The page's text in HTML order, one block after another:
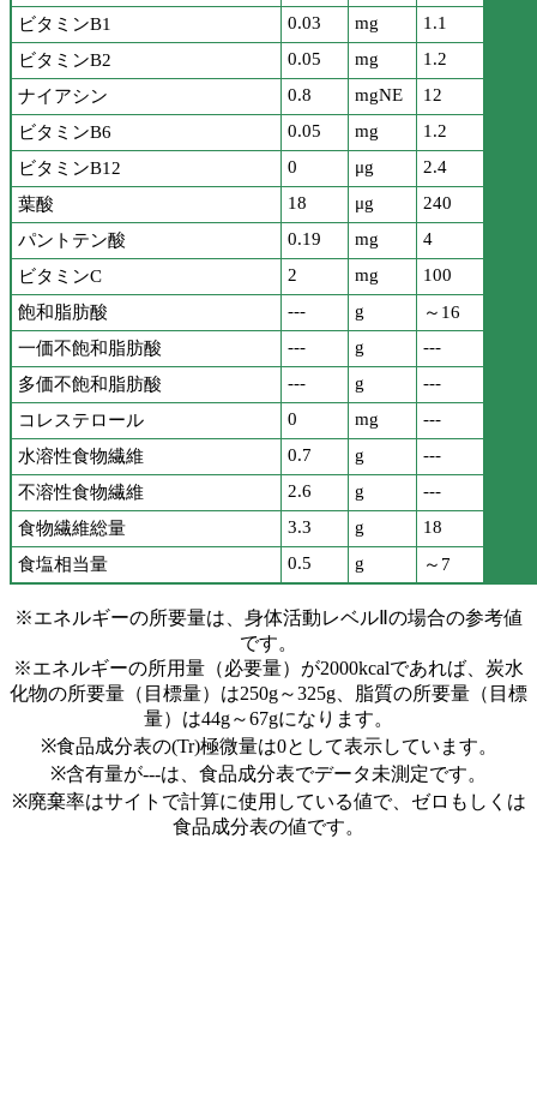
ビタミンB1
0.03 mg
1.1
ビタミンB2
0.05 mg
1.2
ナイアシン
0.8 mgNE
12
ビタミンB6
0.05 mg
1.2
ビタミンB12
0 μg
2.4
葉酸
18 μg
240
パントテン酸
0.19 mg
4
ビタミンC
2 mg
100
飽和脂肪酸
--- g
～16
一価不飽和脂肪酸
--- g
---
多価不飽和脂肪酸
--- g
---
コレステロール
0 mg
---
水溶性食物繊維
0.7 g
---
不溶性食物繊維
2.6 g
---
食物繊維総量
3.3 g
18
食塩相当量
0.5 g ～7
※エネルギーの所要量は、身体活動レベルⅡの場合の参考値
です。
※エネルギーの所用量（必要量）が2000kcalであれば、炭水
化物の所要量（目標量）は250g～325g、脂質の所要量（目標
量）は44g～67gになります。
※食品成分表の(Tr)極微量は0として表示しています。
※含有量が---は、食品成分表でデータ未測定です。
※廃棄率はサイトで計算に使用している値で、ゼロもしくは
食品成分表の値です。